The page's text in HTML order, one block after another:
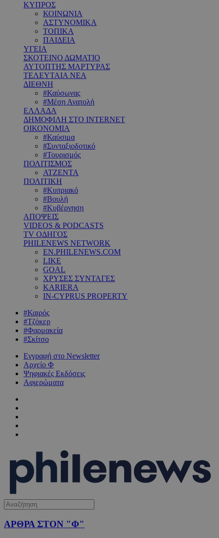
ΚΥΠΡΟΣ
ΚΟΙΝΩΝΙΑ
ΑΣΤΥΝΟΜΙΚΑ
ΤΟΠΙΚΑ
ΠΑΙΔΕΙΑ
ΥΓΕΙΑ
ΣΚΟΤΕΙΝΟ ΔΩΜΑΤΙΟ
ΑΥΤΟΠΤΗΣ ΜΑΡΤΥΡΑΣ
ΤΕΛΕΥΤΑΙΑ ΝΕΑ
ΔΙΕΘΝΗ
#Καύσωνας
#Μέση Ανατολή
ΕΛΛΑΔΑ
ΔΗΜΟΦΙΛΗ ΣΤΟ INTERNET
ΟΙΚΟΝΟΜΙΑ
#Καύσιμα
#Συνταξιοδοτικό
#Τουρισμός
ΠΟΛΙΤΙΣΜΟΣ
ΑΤΖΕΝΤΑ
ΠΟΛΙΤΙΚΗ
#Κυπριακό
#Βουλή
#Κυβέρνηση
ΑΠΟΨΕΙΣ
VIDEOS & PODCASTS
TV ΟΔΗΓΟΣ
PHILENEWS NETWORK
EN.PHILENEWS.COM
LIKE
GOAL
ΧΡΥΣΕΣ ΣΥΝΤΑΓΕΣ
KARIERA
IN-CYPRUS PROPERTY
#Καιρός
#Τζόκερ
#Φαρμακεία
#Σκίτσο
Εγγραφή στο Newsletter
Αρχείο Φ
Ψηφιακές Εκδόσεις
Αφιερώματα
ΑΡΘΡΑ ΣΤΟΝ "Φ"